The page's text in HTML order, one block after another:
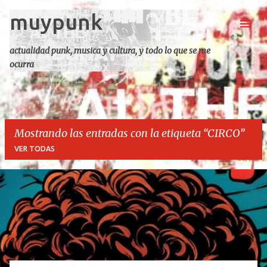
Ir al contenido principal
muypunk
actualidad punk, musica y cultura, y todo lo que se me
ocurra
Mostrando las entradas con la etiqueta CIRCO
VER TODAS
E
t
r
a